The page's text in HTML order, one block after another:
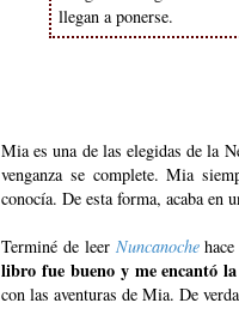
llegan a ponerse.
Mia es una de las elegidas de la
venganza se complete. Mia
conocía. De esta forma, acaba en
Terminé de leer Nuncanoche
libro fue bueno y me encantó
con las aventuras de Mia. De